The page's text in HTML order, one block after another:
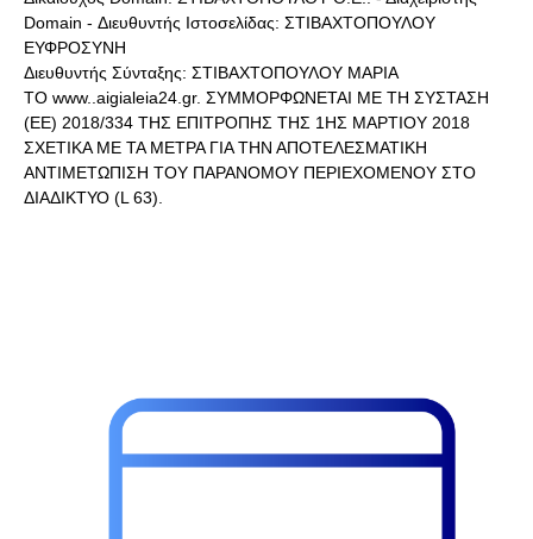
Domain - Διευθυντής Ιστοσελίδας: ΣΤΙΒΑΧΤΟΠΟΥΛΟΥ
ΕΥΦΡΟΣΥΝΗ
Διευθυντής Σύνταξης: ΣΤΙΒΑΧΤΟΠΟΥΛΟΥ ΜΑΡΙΑ
ΤΟ www..aigialeia24.gr. ΣΥΜΜΟΡΦΩΝΕΤΑΙ ΜΕ ΤΗ ΣΥΣΤΑΣΗ
(ΕΕ) 2018/334 ΤΗΣ ΕΠΙΤΡΟΠΗΣ ΤΗΣ 1ΗΣ ΜΑΡΤΙΟΥ 2018
ΣΧΕΤΙΚΑ ΜΕ ΤΑ ΜΕΤΡΑ ΓΙΑ ΤΗΝ ΑΠΟΤΕΛΕΣΜΑΤΙΚΗ
ΑΝΤΙΜΕΤΩΠΙΣΗ ΤΟΥ ΠΑΡΑΝΟΜΟΥ ΠΕΡΙΕΧΟΜΕΝΟΥ ΣΤΟ
ΔΙΑΔΙΚΤΥΟ (L 63).